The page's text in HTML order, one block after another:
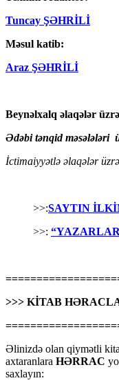
Tuncay ŞƏHRİLİ
Məsul katib:
Araz ŞƏHRİLİ
Beynəlxalq əlaqələr
Ədəbi tənqid məsələləri
İctimaiyyətlə əlaqələr
>>:SAYTIN
>>:
>>> KİTAB
Əlinizdə olan qiymətli
axtaranlara HƏRRAC
saxlayın: